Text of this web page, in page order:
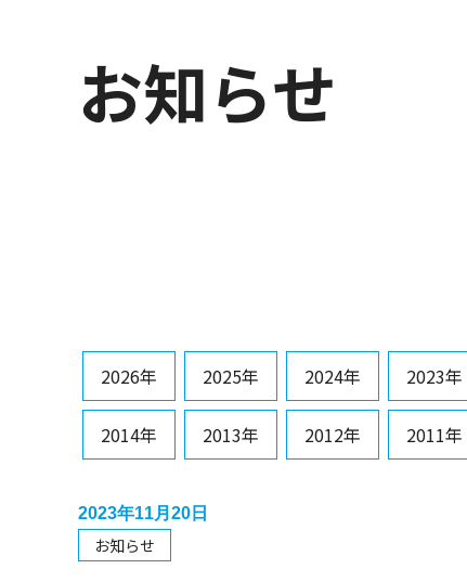
お知らせ
2026年 2025年 2024年 2023年
2014年 2013年 2012年 2011年
2023年11月20日
お知らせ